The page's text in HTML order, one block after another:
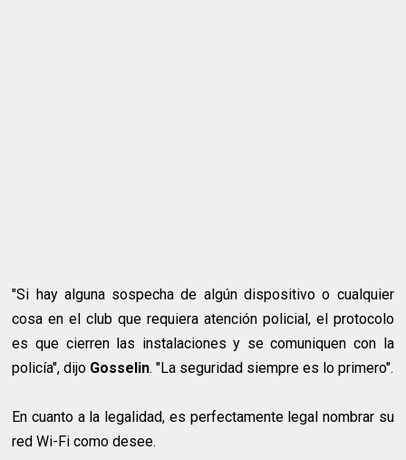
"Si hay alguna sospecha de algún dispositivo o cualquier
cosa en el club que requiera atención policial, el protocolo
es que cierren las instalaciones y se comuniquen con la
policía", dijo Gosselin. "La seguridad siempre es lo primero".
En cuanto a la legalidad, es perfectamente legal nombrar su
red Wi-Fi como desee.